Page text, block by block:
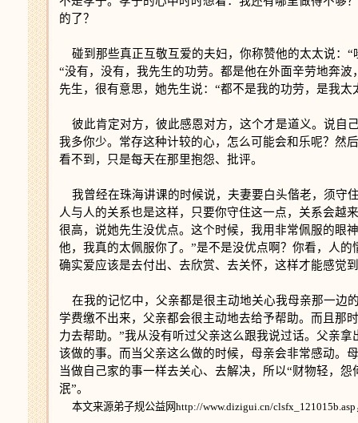
的了？
碰到那些真正互敬互爱的夫妇，你称赞他的太太说：
“没有，没有，我先生的功劳。都是他在外面辛劳地奔
先生，很有意思，她先生说：“都不是我的功劳，是我
彼此肯定对方，彼此感恩对方，这个才是道义。说自
我多你少。常存这种计较的心，怎么可能会和乐呢？然
看不到，只是每天在那里抱怨、批评。
我曾经在珠海讲课的时候说，夫妻要白头偕老，须守
人与人的关系也是这样，只要你守住这一点，关系会越
很高，说她先生没优点。这个时候，我用非常佩服的眼
他，我真的太佩服你了。”是不是没优点啊？你看，人
确实爱应该是去付出、去欣赏、去关怀，这样才能感觉
在我的记忆中，父亲都是很主动地关心我母亲那一边
学费缴不出来，父亲都会很主动地去给予帮助。而且那
力去帮助。”我从没有听过父亲这么跟我说过话。父亲
该做的事。而当父亲这么做的时候，母亲会非常感动。
当做自己家的事一样去关心、去解决，所以“财物轻，
泯”。
本文来源弟子规公益网http://www.dizigui.cn/